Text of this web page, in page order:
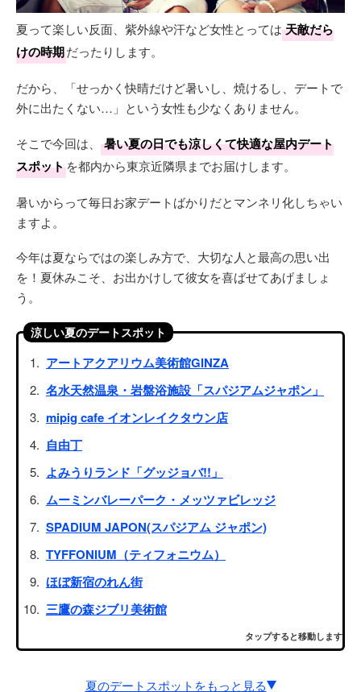
夏って楽しい反面、紫外線や汗など女性とっては 天敵だら
けの時期だったりします。
だから、「せっかく快晴だけど暑いし、焼けるし、デートで
外に出たくない…」という女性も少なくありません。
そこで今回は、
暑い夏の日でも涼しくて快適な屋内デート
スポットを都内から東京近隣県までお届けします。
暑いからって毎日お家デートばかりだとマンネリ化しちゃい
ますよ。
今年は夏ならではの楽しみ方で、大切な人と最高の思い出
を！夏休みこそ、お出かけして彼女を喜ばせてあげましょ
う。
涼しい夏のデートスポット
アートアクアリウム美術館GINZA
名水天然温泉・岩盤浴施設「スパジアムジャポン」
mipig cafe イオンレイクタウン店
自由丁
よみうりランド「グッジョバ!!」
ムーミンバレーパーク・メッツァビレッジ
SPADIUM JAPON(スパジアム ジャポン)
TYFFONIUM（ティフォニウム）
ほぼ新宿のれん街
三鷹の森ジブリ美術館
タップすると移動します
夏のデートスポットをもっと見る